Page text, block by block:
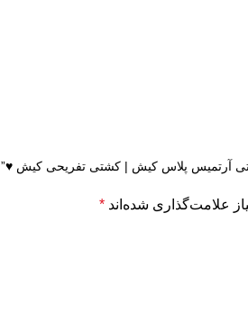
آرتمیس پلاس کیش | کشتی تفریحی کیش ♥”
علامت‌گذاری شده‌اند *